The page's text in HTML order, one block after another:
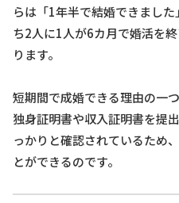
らは「1年半で結婚できまし
ち2人に1人が6カ月で婚活を
ります。
短期間で成婚できる理由の一
独身証明書や収入証明書を提
っかりと確認されているため
とができるのです。